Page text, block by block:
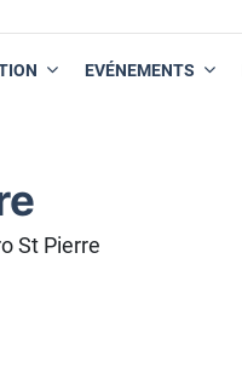
EVÉNEMENTS
St Pierre